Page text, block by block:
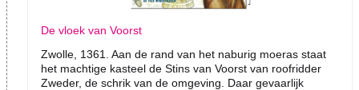
De vloek van Voorst
Zwolle, 1361. Aan de rand van het naburig moeras staat
het machtige kasteel de Stins van Voorst van roofridder
Zweder, de schrik van de omgeving. Daar gevaarlijk